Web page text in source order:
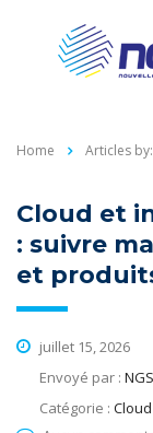
Home Articles
Cloud et
: suivre
et
juillet 15, 2026
Envoyé par :
Catégorie :